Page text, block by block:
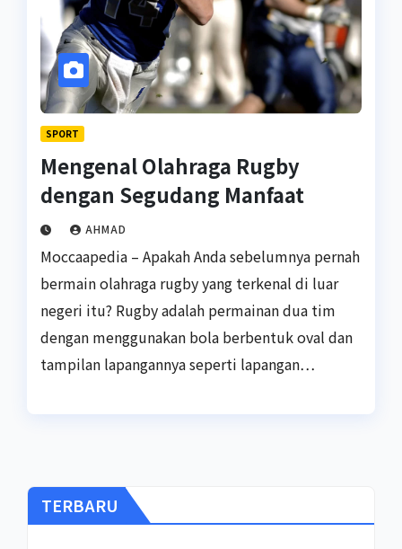
SPORT
Mengenal Olahraga Rugby
dengan Segudang Manfaat
AHMAD
Moccaapedia – Apakah Anda sebelumnya pernah
bermain olahraga rugby yang terkenal di luar
negeri itu? Rugby adalah permainan dua tim
dengan menggunakan bola berbentuk oval dan
tampilan lapangannya seperti lapangan…
TERBARU